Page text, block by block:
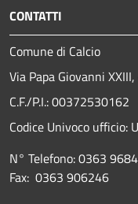
CONTATTI
Comune di Calcio
Via Papa Giovanni
C.F./P.I.: 00372530162
Codice Univoco ufficio:
N° Telefono: 0363
Fax: 0363 906246